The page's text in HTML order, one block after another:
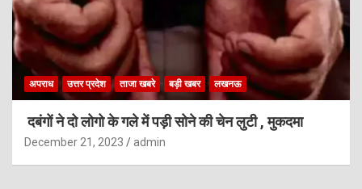
अपराध उत्तर प्रदेश ताजा खबरे बड़ी खबर लखनऊ
दबंगों ने दो लोगो के गले में पड़ी सोने की चेन लुटी , मुकदमा
December 21, 2023 admin